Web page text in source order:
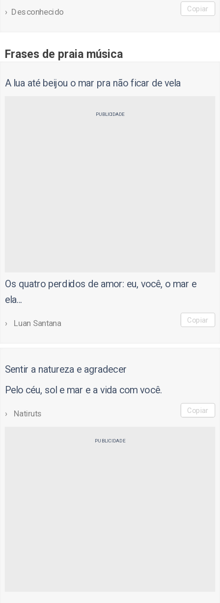
Desconhecido Copiar
Frases de praia música
A lua até beijou o mar pra não ficar de vela
PUBLICIDADE
Os quatro perdidos de amor: eu, você, o mar e
ela...
Luan Santana Copiar
Sentir a natureza e agradecer
Pelo céu, sol e mar e a vida com você.
Natiruts Copiar
PUBLICIDADE